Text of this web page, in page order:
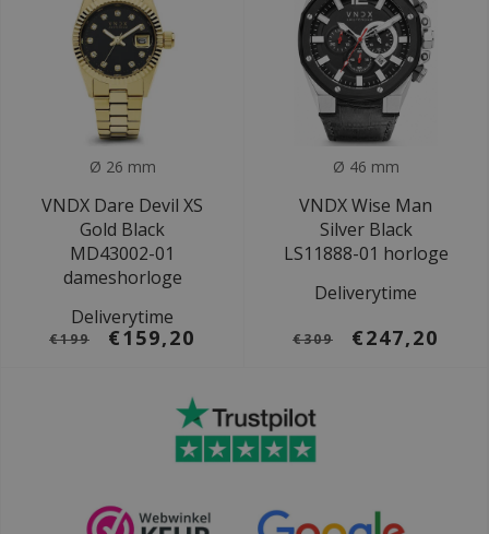
Ø 26 mm
VNDX Dare Devil XS
Gold Black
MD43002-01
dameshorloge
Deliverytime
€199 €159,20
Ø 46 mm
VNDX Wise Man
Silver Black
LS11888-01 horloge
Deliverytime
€309 €247,20